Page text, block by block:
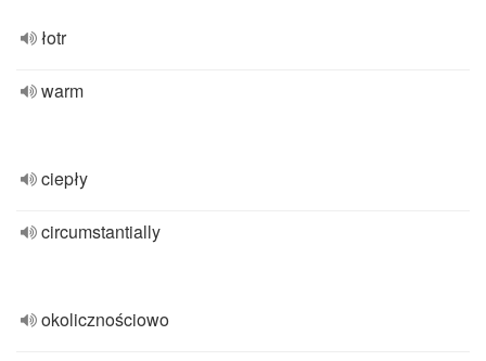
łotr
warm
ciepły
circumstantially
okolicznościowo